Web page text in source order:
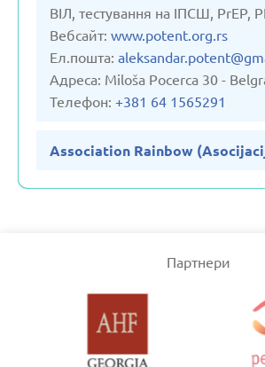
ВІЛ, тестування на ІПСШ, PrEP,
Вебсайт: www.potent.org.rs
Ел.пошта:
Адреса: Miloša Pocerca 30 -
Телефон: +381 64 1565291
Association Rainbow
Партнери